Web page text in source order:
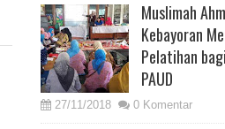
Muslimah
Kebayoran
Pelatihan
PAUD
27/11/2018 0 Komentar